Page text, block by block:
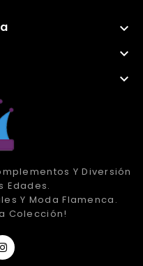



Y Diversión
Edades.
Y Moda Flamenca.
Colección!